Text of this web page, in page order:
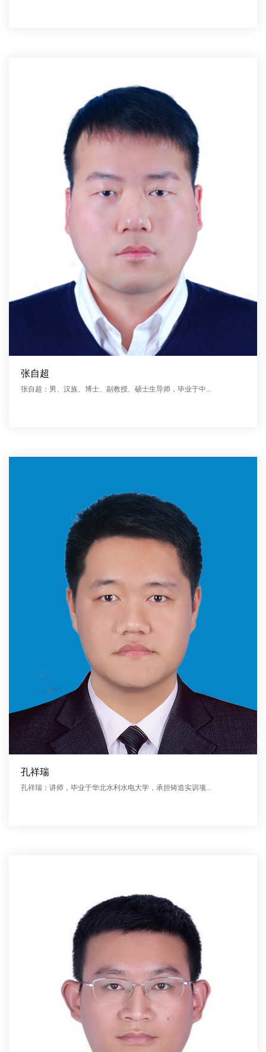
张自超
张自超：男、汉族、博士、副教授、硕士生导师，毕业于中...
孔祥瑞
孔祥瑞：讲师，毕业于华北水利水电大学，承担铸造实训项...